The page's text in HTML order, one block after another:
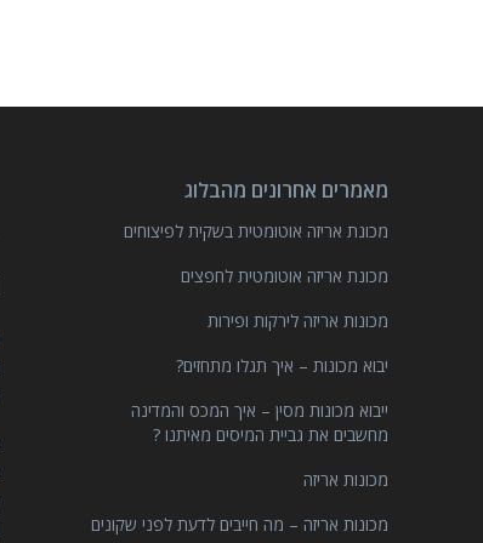
מאמרים אחרונים מהבלוג
מכונת אריזה אוטומטית בשקית לפיצוחים
מכונת אריזה אוטומטית לחפצים
מכונות אריזה לירקות ופירות
יבוא מכונות – איך תגלו מתחזים?
ייבוא מכונות מסין – איך המכס והמדינה
מחשבים את גביית המיסים מאיתנו ?
מכונות אריזה
מכונות אריזה – מה חייבים לדעת לפני שקונים